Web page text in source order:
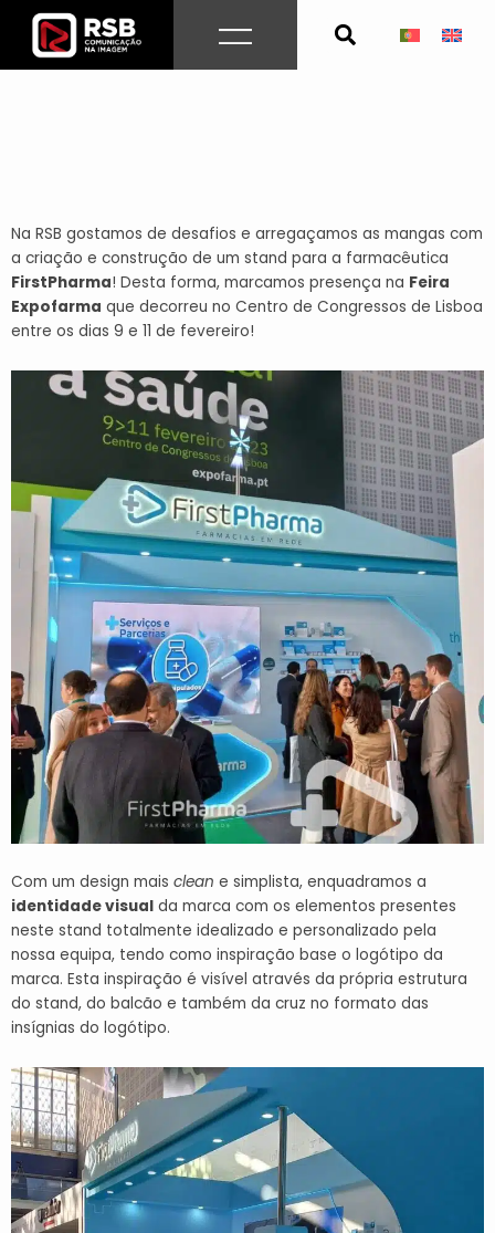
content
Na RSB gostamos de desafios e arregaçamos as mangas com
a criação e construção de um stand para a farmacêutica
FirstPharma! Desta forma, marcamos presença na Feira
Expofarma que decorreu no Centro de Congressos de Lisboa
entre os dias 9 e 11 de fevereiro!
Com um design mais clean e simplista, enquadramos a
identidade visual da marca com os elementos presentes
neste stand totalmente idealizado e personalizado pela
nossa equipa, tendo como inspiração base o logótipo da
marca. Esta inspiração é visível através da própria estrutura
do stand, do balcão e também da cruz no formato das
insígnias do logótipo.